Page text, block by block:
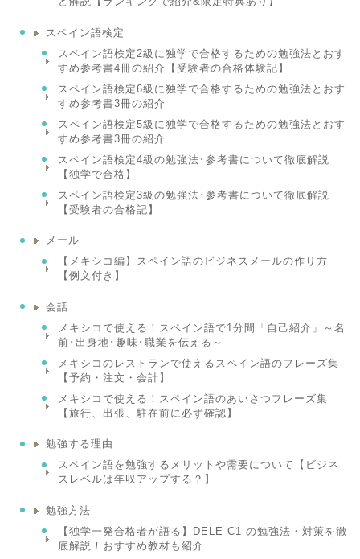
スペイン語検定
スペイン語検定2級に独学で合格するための勉強法とおす
すめ参考書4冊の紹介【受験者の合格体験記】
スペイン語検定6級に独学で合格するための勉強法とおす
すめ参考書3冊の紹介
スペイン語検定5級に独学で合格するための勉強法とおす
すめ参考書3冊の紹介
スペイン語検定4級の勉強法･参考書について徹底解説
【独学で合格】
スペイン語検定3級の勉強法･参考書について徹底解説
【受験者の合格記】
メール
【メキシコ編】スペイン語のビジネスメールの作り方
【例文付き】
会話
メキシコで使える！スペイン語で1分間「自己紹介」～名
前･出身地･趣味･職業を伝える～
メキシコのレストランで使えるスペイン語のフレーズ集
【予約・注文・会計】
メキシコで使える！スペイン語のあいさつフレーズ集
【旅行、出張、駐在前に必ず確認】
勉強する理由
スペイン語を勉強するメリットや需要について【ビジネ
スレベルは年収アップする？】
勉強方法
【独学一発合格者が語る】DELE C1 の勉強法・対策を徹
底解説！おすすめ教材も紹介